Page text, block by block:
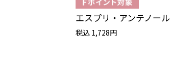
エスプリ・アンテノール
税込 1,728円